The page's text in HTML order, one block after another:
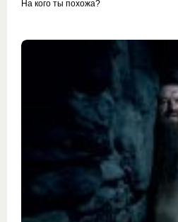
На кого ты похожа?